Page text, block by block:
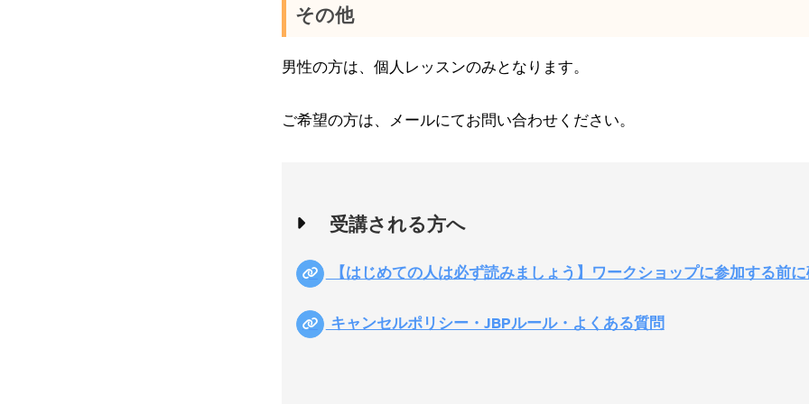
その他
男性の方は、個人レッスンのみとなります。
ご希望の方は、メールにてお問い合わせください。
受講される方へ
【はじめての人は必ず読みましょう】ワークショップに参加する前
キャンセルポリシー・JBPルール・よくある質問